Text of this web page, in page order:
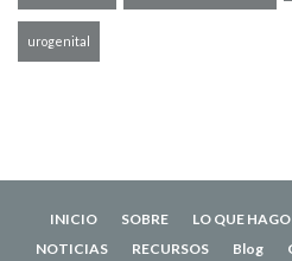
Fermentados incontinencia urinaria
urogenital
INICIO SOBRE LO QUE HAGO